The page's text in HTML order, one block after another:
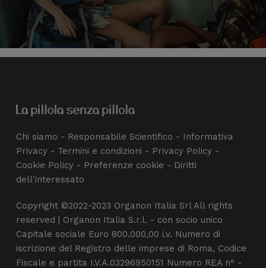
Chi siamo - Responsabile Scientifico - Informativa
Privacy- Termini e condizioni - Privacy Policy-
Cookie Policy- Preferenze cookie - Diritti
dell'interessato
Copyright ©2022-2023 Organon Italia Srl All rights
reserved | Organon Italia S.r.l. - con socio unico
Capitale sociale Euro 800.000,00 i.v. Numero di
iscrizione del Registro delle imprese di Roma, Codice
Fiscale e partita I.V.A.03296950151 Numero REA n° -